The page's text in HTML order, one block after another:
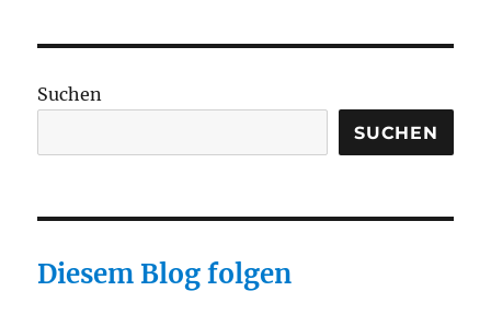
kabellos
Suchen
SUCHEN
Diesem Blog folgen